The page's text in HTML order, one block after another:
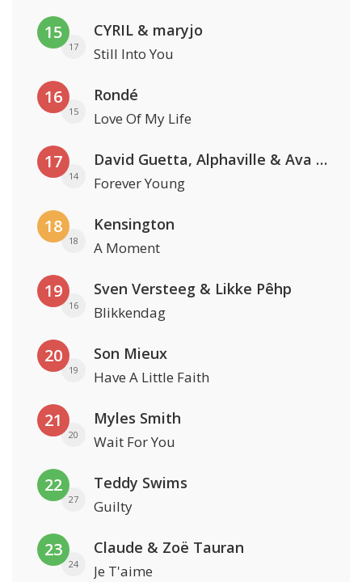
15
17
CYRIL & maryjo
Still Into You
16
15
Rondé
Love Of My Life
17
14
David Guetta, Alphaville & Ava Max
Forever Young
18
18
Kensington
A Moment
19
16
Sven Versteeg & Likke Pêhp
Blikkendag
20
19
Son Mieux
Have A Little Faith
21
20
Myles Smith
Wait For You
22
27
Teddy Swims
Guilty
23
24
Claude & Zoë Tauran
Je T'aime